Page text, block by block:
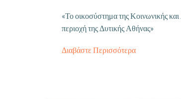
«Το οικοσύστημα της Κοινωνικής
περιοχή της Δυτικής Αθήνας»
Διαβάστε Περισσότερα